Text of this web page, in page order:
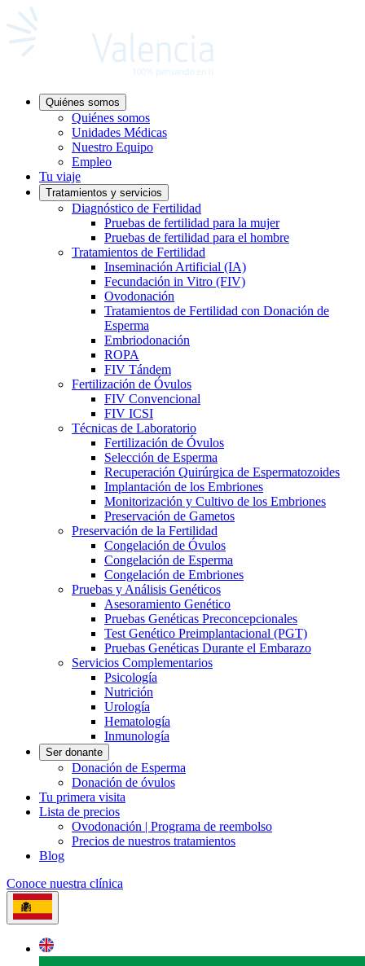
Quiénes somos
Quiénes somos
Unidades Médicas
Nuestro Equipo
Empleo
Tu viaje
Tratamientos y servicios
Diagnóstico de Fertilidad
Pruebas de fertilidad para la mujer
Pruebas de fertilidad para el hombre
Tratamientos de Fertilidad
Inseminación Artificial (IA)
Fecundación in Vitro (FIV)
Ovodonación
Tratamientos de Fertilidad con Donación de
Esperma
Embriodonación
ROPA
FIV Tándem
Fertilización de Óvulos
FIV Convencional
FIV ICSI
Técnicas de Laboratorio
Fertilización de Óvulos
Selección de Esperma
Recuperación Quirúrgica de Espermatozoides
Implantación de los Embriones
Monitorización y Cultivo de los Embriones
Preservación de Gametos
Preservación de la Fertilidad
Congelación de Óvulos
Congelación de Esperma
Congelación de Embriones
Pruebas y Análisis Genéticos
Asesoramiento Genético
Pruebas Genéticas Preconcepcionales
Test Genético Preimplantacional (PGT)
Pruebas Genéticas Durante el Embarazo
Servicios Complementarios
Psicología
Nutrición
Urología
Hematología
Inmunología
Ser donante
Donación de Esperma
Donación de óvulos
Tu primera visita
Lista de precios
Ovodonación | Programa de reembolso
Precios de nuestros tratamientos
Blog
Conoce nuestra clínica